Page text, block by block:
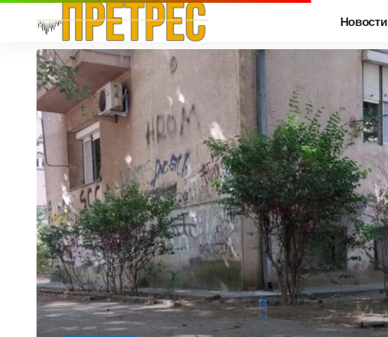
Новости